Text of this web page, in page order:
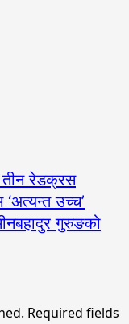
तीन रेडक्रस
उच्च’
गुरुङको
Required fields